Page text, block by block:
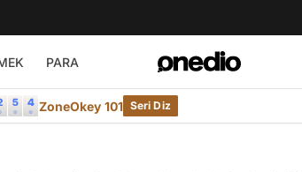
PARA
ZoneOkey 101 Seri Diz